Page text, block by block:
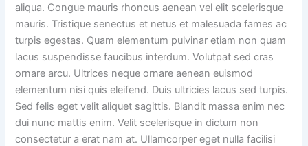
aliqua. Congue mauris rhoncus aenean vel elit scelerisque
mauris. Tristique senectus et netus et malesuada fames ac
turpis egestas. Quam elementum pulvinar etiam non quam
lacus suspendisse faucibus interdum. Volutpat sed cras
ornare arcu. Ultrices neque ornare aenean euismod
elementum nisi quis eleifend. Duis ultricies lacus sed turpis.
Sed felis eget velit aliquet sagittis. Blandit massa enim nec
dui nunc mattis enim. Velit scelerisque in dictum non
consectetur a erat nam at. Ullamcorper eget nulla facilisi